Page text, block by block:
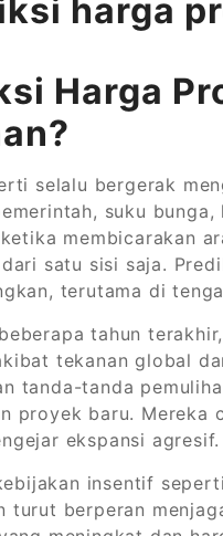
Harga
selalu bergerak
suku
membicarakan
satu sisi saja.
terutama di
tahun
tekanan global
tanda-tanda
proyek baru. Mereka
ekspansi agresif.
insentif
turut berperan